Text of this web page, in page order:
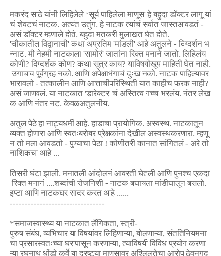
मकरंद साठे यांनी लिहिलेले‘सूर्य पाहिलेला माणूस' हे बहुदा डॉक्टर लागू यां
चं शेवटचं नाटक. अत्यंत उतुंग. हे नाटक त्यांचं सर्वात जास्तआवडतं -
असं डॉक्टर म्हणाले होते. बहुदा मतकरी मुलाखत घेत होते.
'चौकातील विद्वानाची' कथा अप्रतिम 'मांडली' आहे अतुलने - दिग्दर्शन भ
न्नाट. मी नेहमी नाटकाला 'सामोरं' जातांना रिक्त मनाने जातो. लिहिलंय
कोणी? दिग्दर्शक कोण? कथा सूत्र काय? याविषयीखूप माहिती घेत नाही.
उगाचच पूर्वग्रह नको. आणि अपेक्षाभंगाचं दुःख नको. नाटक पाहिल्यावर
भारावलो - तत्कालीन आणि आत्ताचीपरिस्थिती यात काहीच फरक नाही?
असं जाणवलं. या नाटकात 'डारेक्टर' चं अस्तित्व गच्च भरलंय. नंतर लेख
क आणि नंतर नट. केवळअतुलनीय.
अतुल पेठे हा नाट्यधर्मी आहे. हाडाचा प्रायोगिक. अस्वस्थ. नाटकातून
व्यक्त होणारा आणि स्वतःबरोबर प्रेक्षकांना देखील अस्वस्थकरणारा. म्हणू
न तो मला आवडतो - पुण्याचा पेठा ! कोणीतरी कानात सांगितलं- अरे तो
नाशिकचा आहे...
तिसरी घंटा झाली. मनातली आंदोलनं आवरती घेतली आणि पुनश्च एकदा
रिक्त मनानं ....शब्दांची रोजनिशी - नाटक बघायला मांडीघालून बसलो.
इप्टा आणि नाटकघर सादर करत आहे......
--------------------------------
*समाजस्वास्थ्य या नाटकात लैंगिकता, स्त्री-
पुरुष संबंध, व्यभिचार या विषयांवर लिहिणाऱ्या, बोलणाऱ्या, संततिनियमना
चा प्रसारस्वतःच्या घरापासून करणाऱ्या, त्याविषयी विविध प्रयोग करणा
ऱ्या रघुनाथ धोंडो कर्वे या द्रष्ट्या माणसावर अश्लिलतेचा आरोप ठेवूनगुद